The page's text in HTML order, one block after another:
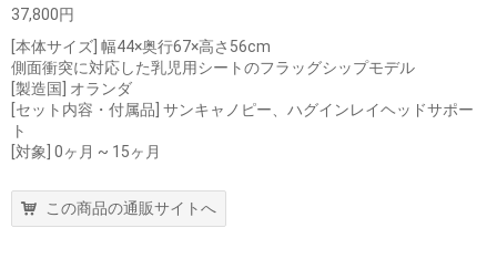
37,800円
[本体サイズ] 幅44×奥行67×高さ56cm
側面衝突に対応した乳児用シートのフラッグシップモデル
[製造国] オランダ
[セット内容・付属品] サンキャノピー、ハグインレイヘッドサポー
ト
[対象] 0ヶ月 ~ 15ヶ月
この商品の通販サイトへ